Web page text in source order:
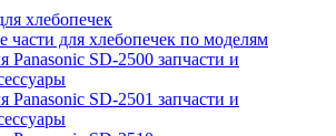
хлебопечек
части для хлебопечек по моделям
Panasonic SD-2500 запчасти и
Panasonic SD-2501 запчасти и